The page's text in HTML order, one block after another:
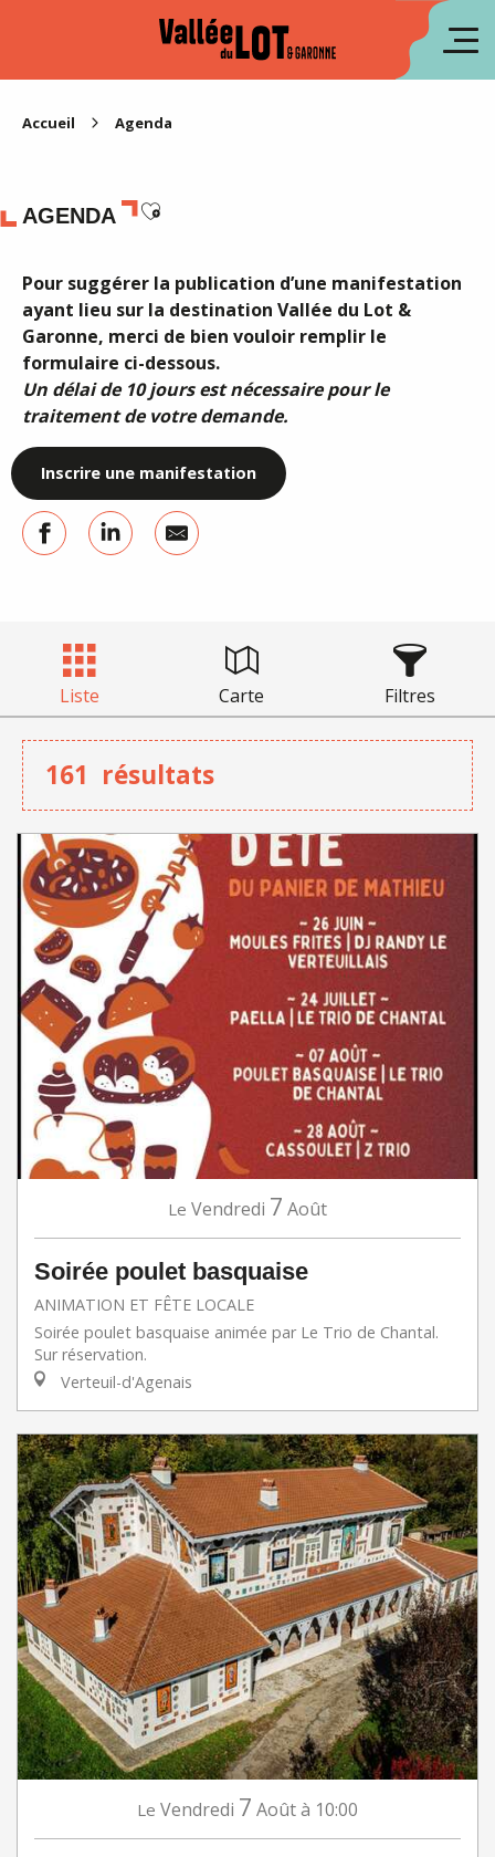
Accueil Agenda
AGENDA Ajouter aux favoris
Pour suggérer la publication d’une manifestation
ayant lieu sur la destination Vallée du Lot &
Garonne, merci de bien vouloir remplir le
formulaire ci-dessous.
Un délai de 10 jours est nécessaire pour le
traitement de votre demande.
Inscrire une manifestation
Liste Carte Filtres
161 résultats
Le Vendredi 7 Août
Soirée poulet basquaise
ANIMATION ET FÊTE LOCALE
Soirée poulet basquaise animée par Le Trio de Chantal.
Sur réservation.
Verteuil-d'Agenais
Le Vendredi 7 Aoûtà 10:00